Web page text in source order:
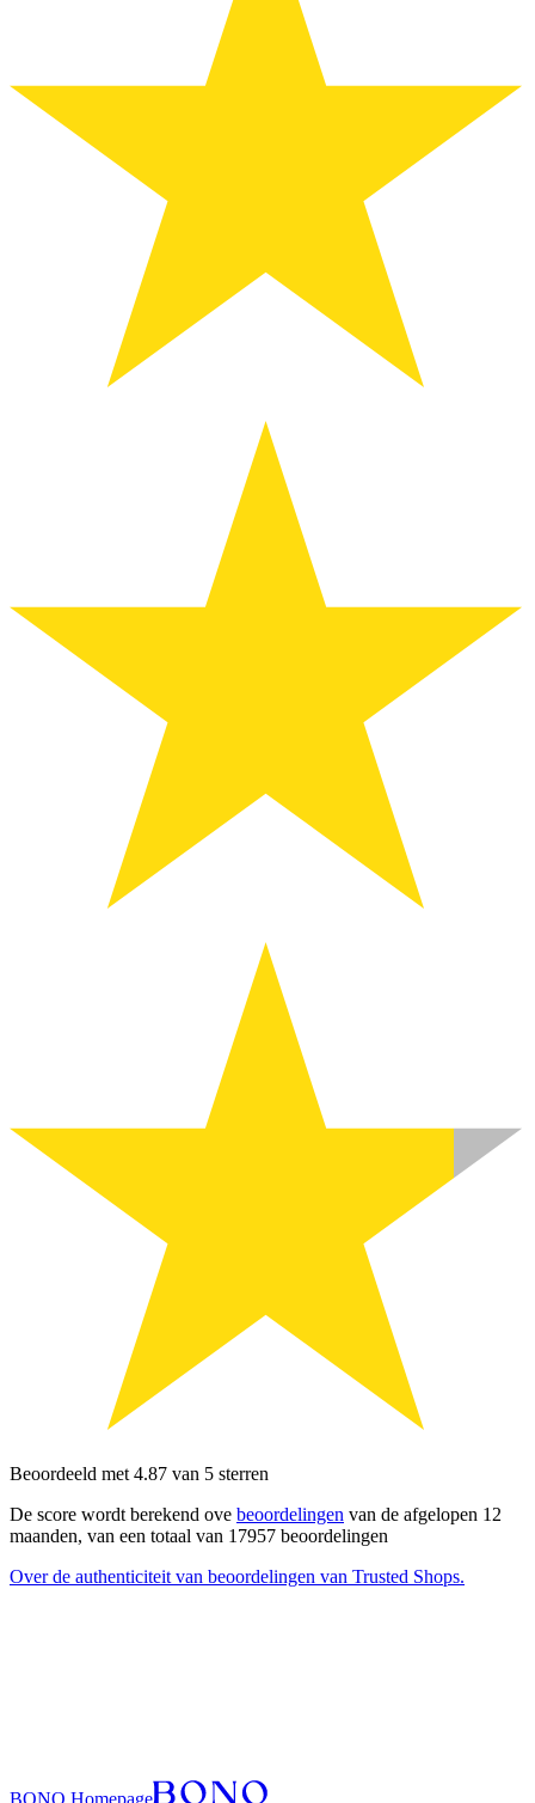
Beoordeeld met 4.87 van 5 sterren
De score wordt berekend ove beoordelingen van de afgelopen 12
maanden, van een totaal van 17957 beoordelingen
Over de authenticiteit van beoordelingen van Trusted Shops.